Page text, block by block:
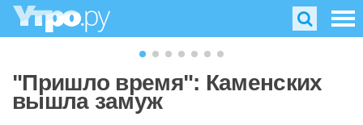
"Пришло время": Каменских
вышла замуж